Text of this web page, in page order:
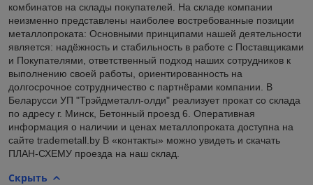
комбинатов на склады покупателей. На складе компании
неизменно представлены наиболее востребованные позиции
металлопроката: Основными принципами нашей деятельности
является: надёжность и стабильность в работе с Поставщиками
и Покупателями, ответственный подход наших сотрудников к
выполнению своей работы, ориентированность на
долгосрочное сотрудничество с партнёрами компании. В
Беларусси УП "Трэйдметалл-олди" реализует прокат со склада
по адресу г. Минск, Бетонный проезд 6. Оперативная
информация о наличии и ценах металлопроката доступна на
сайте trademetall.by В «контакты» можно увидеть и скачать
ПЛАН-СХЕМУ проезда на наш склад.
Скрыть